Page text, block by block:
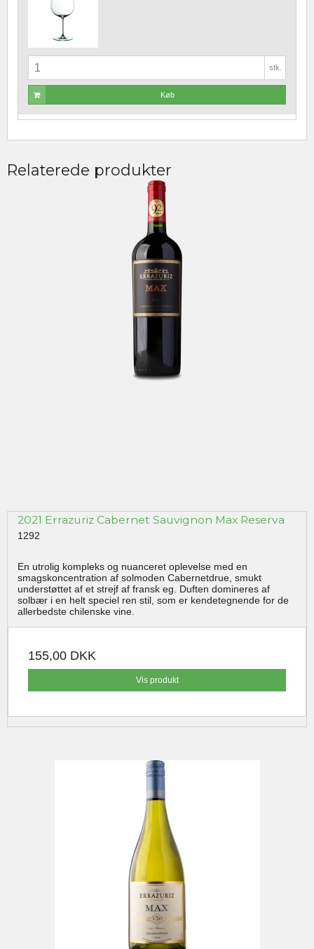
stk.
Køb
Relaterede produkter
2021 Errazuriz Cabernet Sauvignon Max Reserva
1292
En utrolig kompleks og nuanceret oplevelse med en
smagskoncentration af solmoden Cabernetdrue, smukt
understøttet af et strejf af fransk eg. Duften domineres af
solbær i en helt speciel ren stil, som er kendetegnende for de
allerbedste chilenske vine.
155,00 DKK
Vis produkt